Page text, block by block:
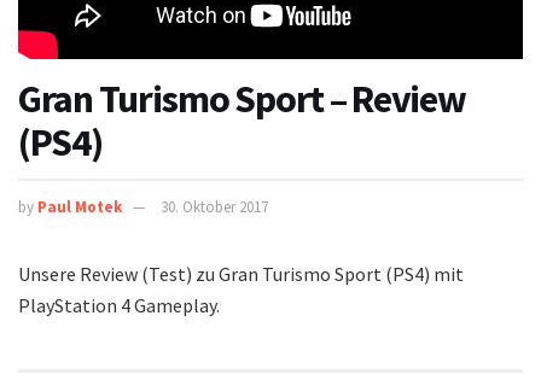
Gran Turismo Sport – Review
(PS4)
by Paul Motek 30. Oktober 2017
Unsere Review (Test) zu Gran Turismo Sport (PS4) mit
PlayStation 4 Gameplay.